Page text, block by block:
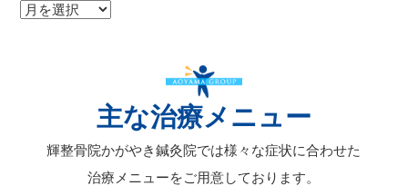
ア
主な治療メニュー
輝整骨院かがやき鍼灸院では様々な症状に合わせた
治療メニューをご用意しております。